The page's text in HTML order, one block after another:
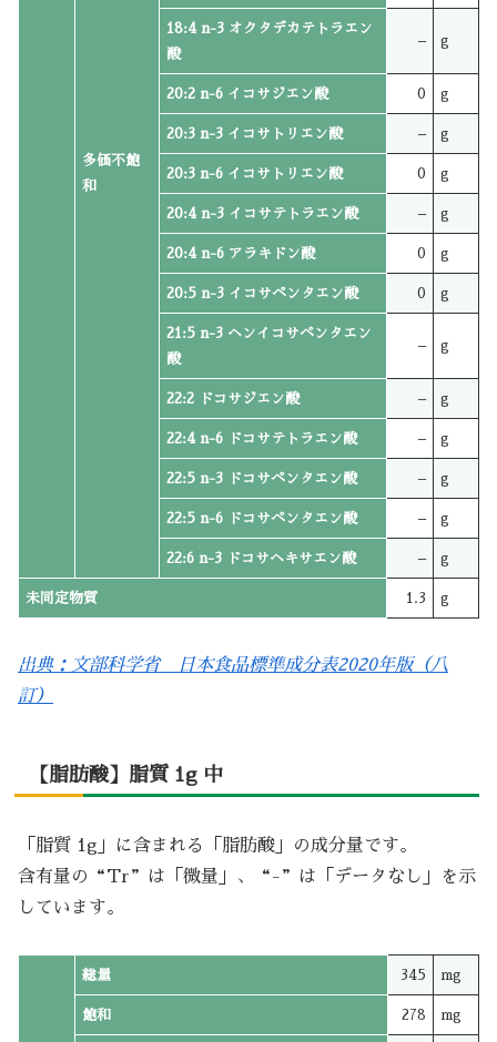
多価不飽
和
18:4 n-3 オクタデカテトラエン
酸
– g
20:2 n-6 イコサジエン酸 0 g
20:3 n-3 イコサトリエン酸 – g
20:3 n-6 イコサトリエン酸 0 g
20:4 n-3 イコサテトラエン酸 – g
20:4 n-6 アラキドン酸 0 g
20:5 n-3 イコサペンタエン酸 0 g
21:5 n-3 ヘンイコサペンタエン
酸
– g
22:2 ドコサジエン酸 – g
22:4 n-6 ドコサテトラエン酸 – g
22:5 n-3 ドコサペンタエン酸 – g
22:5 n-6 ドコサペンタエン酸 – g
22:6 n-3 ドコサヘキサエン酸 – g
未同定物質 1.3 g
出典：文部科学省 日本食品標準成分表2020年版（八
訂）
【脂肪酸】脂質 1g 中
「脂質 1g」に含まれる「脂肪酸」の成分量です。
含有量の“Tr”は「微量」、“-”は「データなし」を示
しています。
総量 345 mg
飽和 278 mg